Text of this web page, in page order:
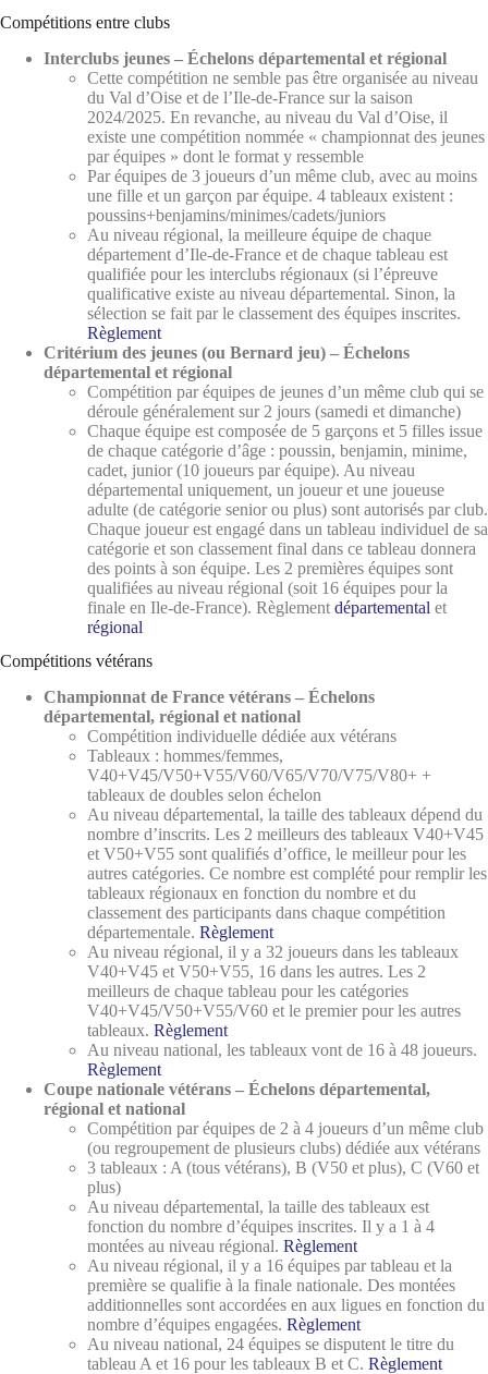
Compétitions entre clubs
Interclubs jeunes – Échelons départemental et régional
Cette compétition ne semble pas être organisée au niveau
du Val d’Oise et de l’Ile-de-France sur la saison
2024/2025. En revanche, au niveau du Val d’Oise, il
existe une compétition nommée « championnat des jeunes
par équipes » dont le format y ressemble
Par équipes de 3 joueurs d’un même club, avec au moins
une fille et un garçon par équipe. 4 tableaux existent :
poussins+benjamins/minimes/cadets/juniors
Au niveau régional, la meilleure équipe de chaque
département d’Ile-de-France et de chaque tableau est
qualifiée pour les interclubs régionaux (si l’épreuve
qualificative existe au niveau départemental. Sinon, la
sélection se fait par le classement des équipes inscrites.
Règlement
Critérium des jeunes (ou Bernard jeu) – Échelons
départemental et régional
Compétition par équipes de jeunes d’un même club qui se
déroule généralement sur 2 jours (samedi et dimanche)
Chaque équipe est composée de 5 garçons et 5 filles issue
de chaque catégorie d’âge : poussin, benjamin, minime,
cadet, junior (10 joueurs par équipe). Au niveau
départemental uniquement, un joueur et une joueuse
adulte (de catégorie senior ou plus) sont autorisés par club.
Chaque joueur est engagé dans un tableau individuel de sa
catégorie et son classement final dans ce tableau donnera
des points à son équipe. Les 2 premières équipes sont
qualifiées au niveau régional (soit 16 équipes pour la
finale en Ile-de-France). Règlement départemental et
régional
Compétitions vétérans
Championnat de France vétérans – Échelons
départemental, régional et national
Compétition individuelle dédiée aux vétérans
Tableaux : hommes/femmes,
V40+V45/V50+V55/V60/V65/V70/V75/V80+ +
tableaux de doubles selon échelon
Au niveau départemental, la taille des tableaux dépend du
nombre d’inscrits. Les 2 meilleurs des tableaux V40+V45
et V50+V55 sont qualifiés d’office, le meilleur pour les
autres catégories. Ce nombre est complété pour remplir les
tableaux régionaux en fonction du nombre et du
classement des participants dans chaque compétition
départementale. Règlement
Au niveau régional, il y a 32 joueurs dans les tableaux
V40+V45 et V50+V55, 16 dans les autres. Les 2
meilleurs de chaque tableau pour les catégories
V40+V45/V50+V55/V60 et le premier pour les autres
tableaux. Règlement
Au niveau national, les tableaux vont de 16 à 48 joueurs.
Règlement
Coupe nationale vétérans – Échelons départemental,
régional et national
Compétition par équipes de 2 à 4 joueurs d’un même club
(ou regroupement de plusieurs clubs) dédiée aux vétérans
3 tableaux : A (tous vétérans), B (V50 et plus), C (V60 et
plus)
Au niveau départemental, la taille des tableaux est
fonction du nombre d’équipes inscrites. Il y a 1 à 4
montées au niveau régional. Règlement
Au niveau régional, il y a 16 équipes par tableau et la
première se qualifie à la finale nationale. Des montées
additionnelles sont accordées en aux ligues en fonction du
nombre d’équipes engagées. Règlement
Au niveau national, 24 équipes se disputent le titre du
tableau A et 16 pour les tableaux B et C. Règlement